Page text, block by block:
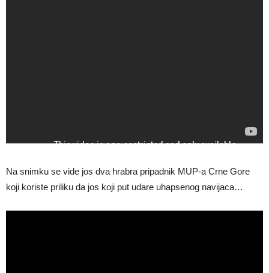
Na snimku se vide jos dva hrabra pripadnik MUP-a Crne Gore
koji koriste priliku da jos koji put udare uhapsenog navijaca…